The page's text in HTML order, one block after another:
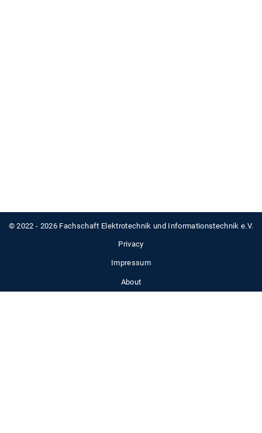
© 2022 - 2026 Fachschaft Elektrotechnik und Informationstechnik e.V.
Privacy
Impressum
About